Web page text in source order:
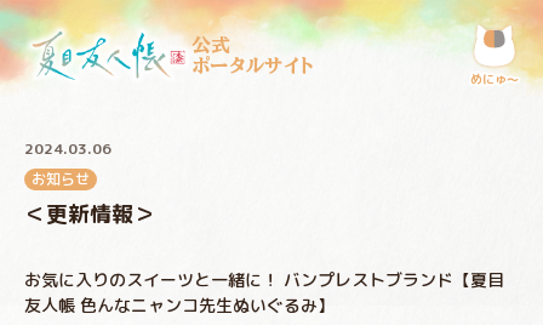
公式
ポータルサイト
めにゅ〜
2024.03.06
お知らせ
＜更新情報＞
お気に入りのスイーツと一緒に！ バンプレストブランド【夏目
友人帳 色んなニャンコ先生ぬいぐるみ】